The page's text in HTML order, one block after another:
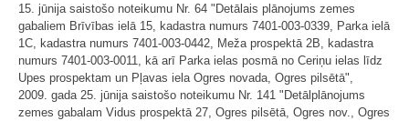
15. jūnija saistošo noteikumu Nr. 64 "Detālais plānojums zemes
gabaliem Brīvības ielā 15, kadastra numurs 7401-003-0339, Parka ielā
1C, kadastra numurs 7401-003-0442, Meža prospektā 2B, kadastra
numurs 7401-003-0011, kā arī Parka ielas posmā no Ceriņu ielas līdz
Upes prospektam un Pļavas iela Ogres novada, Ogres pilsētā",
2009. gada 25. jūnija saistošo noteikumu Nr. 141 "Detālplānojums
zemes gabalam Vidus prospektā 27, Ogres pilsētā, Ogres nov., Ogres